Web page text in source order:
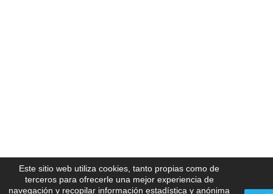
Este sitio web utiliza cookies, tanto propias como de
terceros para ofrecerle una mejor experiencia de
navegación y recopilar información estadística y anónima